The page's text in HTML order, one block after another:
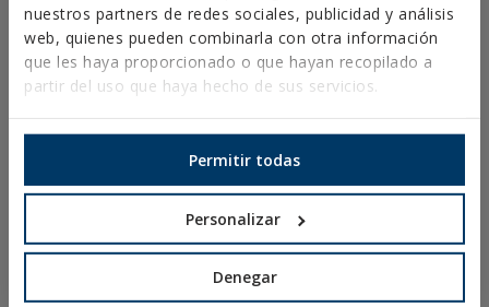
nuestros partners de redes sociales, publicidad y análisis
web, quienes pueden combinarla con otra información
que les haya proporcionado o que hayan recopilado a
partir del uso que haya hecho de sus servicios.
Permitir todas
Personalizar
Denegar
AUTOSERVICIO
ACCESO A DESCARGAS
FORMACIÓN TÉCNICA